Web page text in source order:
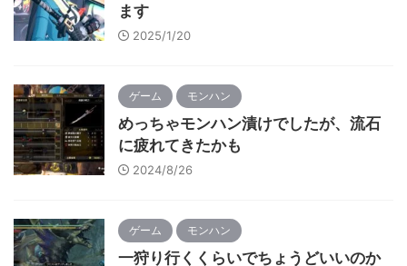
ます
2025/1/20
ゲーム モンハン
めっちゃモンハン漬けでしたが、流石
に疲れてきたかも
2024/8/26
ゲーム モンハン
一狩り行くくらいでちょうどいいのか